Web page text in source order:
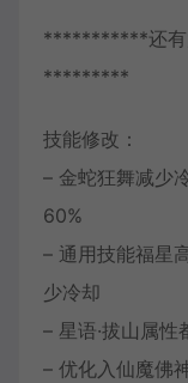
***********还有
*********
技能修改：
– 金蛇狂舞减少
60%
– 通用技能福星
少冷却
– 星语·拔山属性
– 优化入仙魔佛